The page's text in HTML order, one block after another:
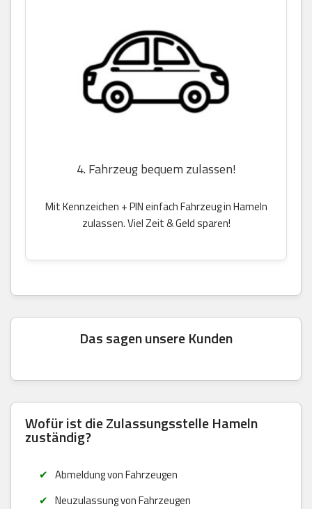
4. Fahrzeug bequem zulassen!
Mit Kennzeichen + PIN einfach Fahrzeug in Hameln
zulassen. Viel Zeit & Geld sparen!
Das sagen unsere Kunden
Wofür ist die Zulassungsstelle Hameln
zuständig?
Abmeldung von Fahrzeugen
Neuzulassung von Fahrzeugen